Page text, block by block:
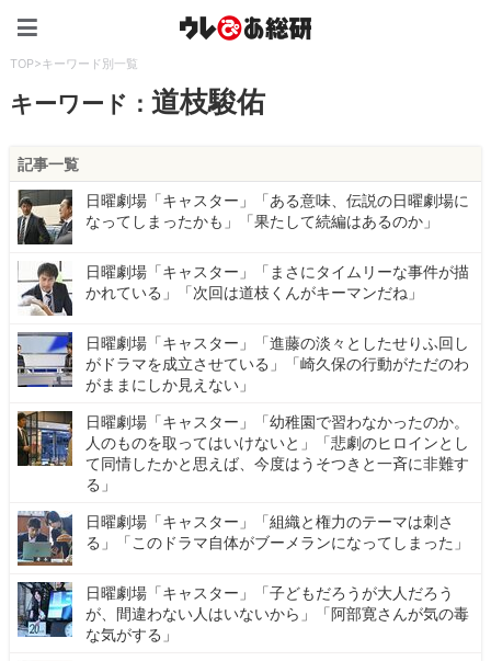
TOP>キーワード別一覧
キーワード：道枝駿佑
記事一覧
日曜劇場「キャスター」「ある意味、伝説の日曜劇場に
なってしまったかも」「果たして続編はあるのか」
日曜劇場「キャスター」「まさにタイムリーな事件が描
かれている」「次回は道枝くんがキーマンだね」
日曜劇場「キャスター」「進藤の淡々としたせりふ回し
がドラマを成立させている」「崎久保の行動がただのわ
がままにしか見えない」
日曜劇場「キャスター」「幼稚園で習わなかったのか。
人のものを取ってはいけないと」「悲劇のヒロインとし
て同情したかと思えば、今度はうそつきと一斉に非難す
る」
日曜劇場「キャスター」「組織と権力のテーマは刺さ
る」「このドラマ自体がブーメランになってしまった」
日曜劇場「キャスター」「子どもだろうが大人だろう
が、間違わない人はいないから」「阿部寛さんが気の毒
な気がする」